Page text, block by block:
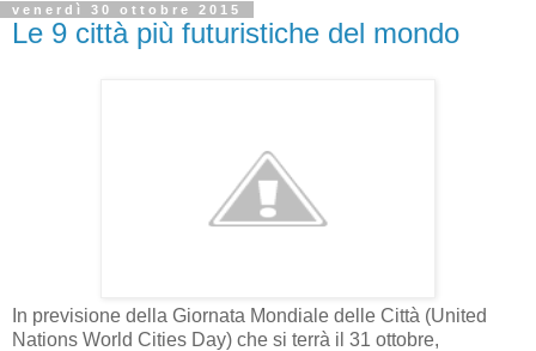
venerdì 30 ottobre 2015
Le 9 città più futuristiche del mondo
In previsione della Giornata Mondiale delle Città (United
Nations World Cities Day) che si terrà il 31 ottobre,